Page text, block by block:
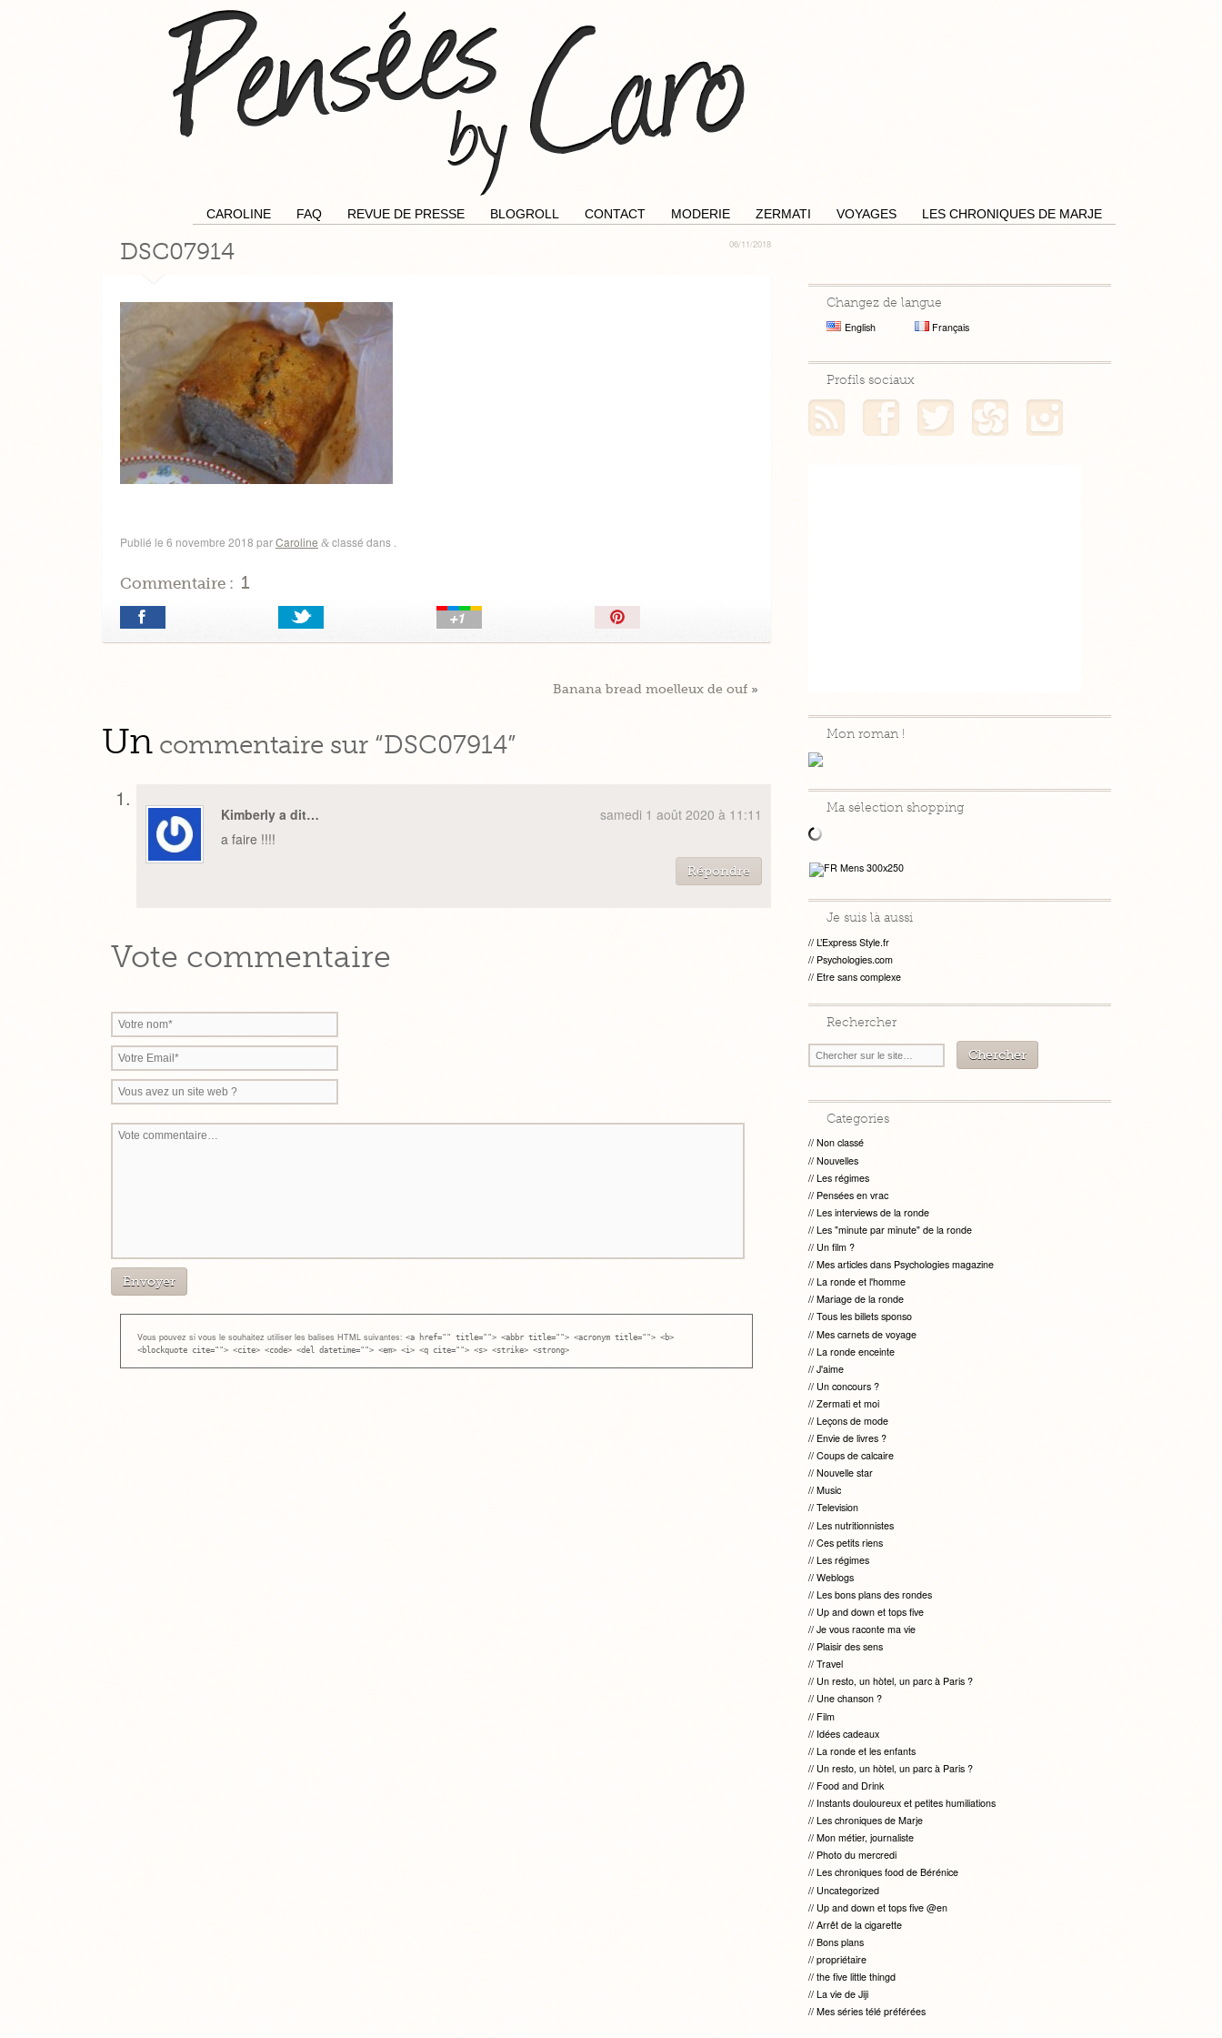
CAROLINE FAQ REVUE DE PRESSE BLOGROLL CONTACT MODERIE ZERMATI VOYAGES LES CHRONIQUES DE MARJE
06/11/2018
DSC07914
Publié le 6 novembre 2018 parCaroline & classé dans .
Commentaire : 1
Épingler!
Banana bread moelleux de ouf»
Un commentaire sur “DSC07914”
Kimberly a dit…
samedi 1 août 2020 à 11:11
a faire !!!!
Répondre
Vote commentaire
Vous pouvez si vous le souhaitez utiliser les balises HTML suivantes: <a href="" title=""> <abbr title=""> <acronym title=""> <b>
<blockquote cite=""> <cite> <code> <del datetime=""> <em> <i> <q cite=""> <s> <strike> <strong>
Changez de langue
English Français
Profils sociaux
Mon flux RSS Mon profil FacebookMon profil TwitterMon profil Hellocoton
Mon roman !
Ma sélection shopping
Je suis là aussi
L’Express Style.fr
Psychologies.com
Etre sans complexe
Rechercher
Categories
Non classé
Nouvelles
Les régimes
Pensées en vrac
Les interviews de la ronde
Les "minute par minute" de la ronde
Un film ?
Mes articles dans Psychologies magazine
La ronde et l'homme
Mariage de la ronde
Tous les billets sponso
Mes carnets de voyage
La ronde enceinte
J'aime
Un concours ?
Zermati et moi
Leçons de mode
Envie de livres ?
Coups de calcaire
Nouvelle star
Music
Television
Les nutritionnistes
Ces petits riens
Les régimes
Weblogs
Les bons plans des rondes
Up and down et tops five
Je vous raconte ma vie
Plaisir des sens
Travel
Un resto, un hòtel, un parc à Paris ?
Une chanson ?
Film
Idées cadeaux
La ronde et les enfants
Un resto, un hòtel, un parc à Paris ?
Food and Drink
Instants douloureux et petites humiliations
Les chroniques de Marje
Mon métier, journaliste
Photo du mercredi
Les chroniques food de Bérénice
Uncategorized
Up and down et tops five @en
Arrêt de la cigarette
Bons plans
propriétaire
the five little thingd
La vie de Jiji
Mes séries télé préférées